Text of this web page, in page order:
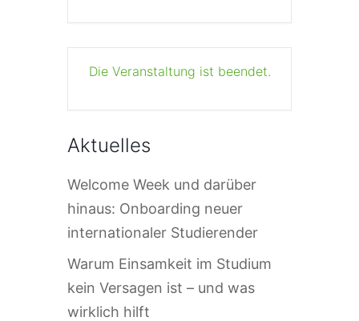
Die Veranstaltung ist beendet.
Aktuelles
Welcome Week und darüber
hinaus: Onboarding neuer
internationaler Studierender
Warum Einsamkeit im Studium
kein Versagen ist – und was
wirklich hilft